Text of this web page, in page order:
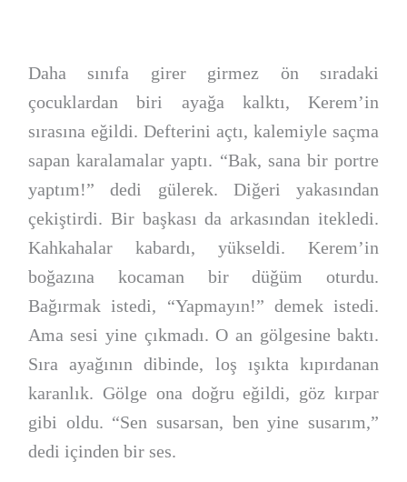
Daha sınıfa girer girmez ön sıradaki
çocuklardan biri ayağa kalktı, Kerem’in
sırasına eğildi. Defterini açtı, kalemiyle saçma
sapan karalamalar yaptı. “Bak, sana bir portre
yaptım!” dedi gülerek. Diğeri yakasından
çekiştirdi. Bir başkası da arkasından itekledi.
Kahkahalar kabardı, yükseldi. Kerem’in
boğazına kocaman bir düğüm oturdu.
Bağırmak istedi, “Yapmayın!” demek istedi.
Ama sesi yine çıkmadı. O an gölgesine baktı.
Sıra ayağının dibinde, loş ışıkta kıpırdanan
karanlık. Gölge ona doğru eğildi, göz kırpar
gibi oldu. “Sen susarsan, ben yine susarım,”
dedi içinden bir ses.